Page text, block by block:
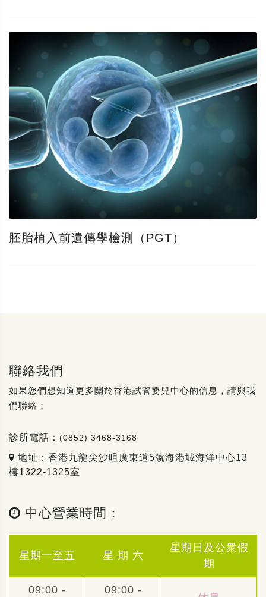
胚胎植入前遺傳學檢測（PGT）
聯絡我們
如果您們想知道更多關於香港試管嬰兒中心的信息，請與我
們聯絡：
診所電話： (0852) 3468-3168
地址：香港九龍尖沙咀廣東道5號海港城海洋中心13
樓1322-1325室
中心營業時間：
星期一至五 星 期 六
星期日及公衆假
期
09:00 - 09:00 -